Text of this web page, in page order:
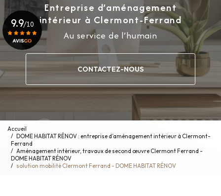
Entreprise d’aménagement
intérieur à Clermont-Ferrand
Au service de l’humain
CONTACTEZ-NOUS
9.9/10
Voir le certificat
Accueil
DOME HABITAT RÉNOV : entreprise d’aménagement intérieur à Clermont-
Ferrand
Aménagement intérieur, travaux de second œuvre Clermont Ferrand -
DOME HABITAT RÉNOV
solution mobilité Clermont Ferrand - DOME HABITAT RÉNOV